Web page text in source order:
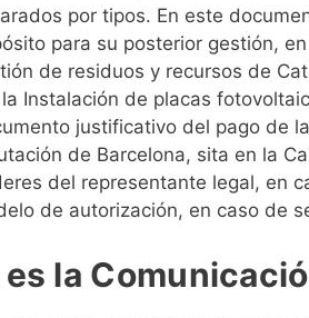
por tipos. En este
para su posterior gestión,
de residuos y recursos de
Instalación de placas
justificativo del pago de
de Barcelona, sita en la
del representante legal, en
de autorización, en caso de
es la